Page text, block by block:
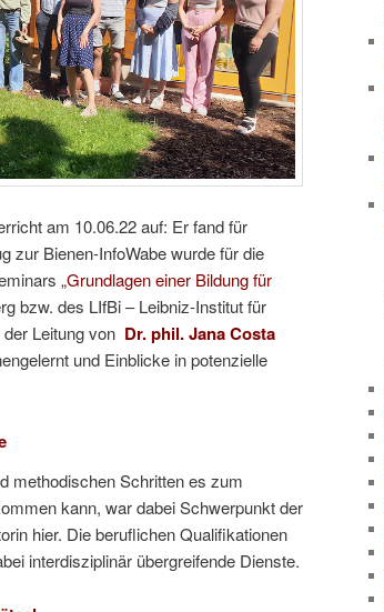
am 10.06.22 auf: Er fand für
zur Bienen-InfoWabe wurde für die
„Grundlagen einer Bildung für
bzw. des LIfBi – Leibniz-Institut für
Leitung von Dr. phil. Jana Costa
und Einblicke in potenzielle
methodischen Schritten es zum
kann, war dabei Schwerpunkt der
hier. Die beruflichen Qualifikationen
interdisziplinär übergreifende Dienste.